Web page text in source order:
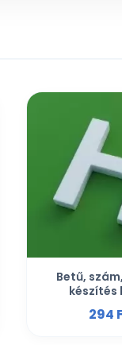
Betű,
készítés
294